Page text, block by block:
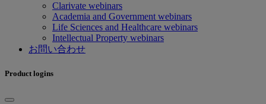
Clarivate webinars
Academia and Government webinars
Life Sciences and Healthcare webinars
Intellectual Property webinars
お問い合わせ
Product logins